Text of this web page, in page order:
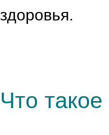
здоровья.
Что